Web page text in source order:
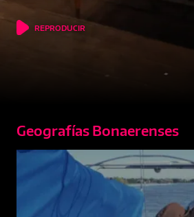
REPRODUCIR
Geografías Bonaerenses